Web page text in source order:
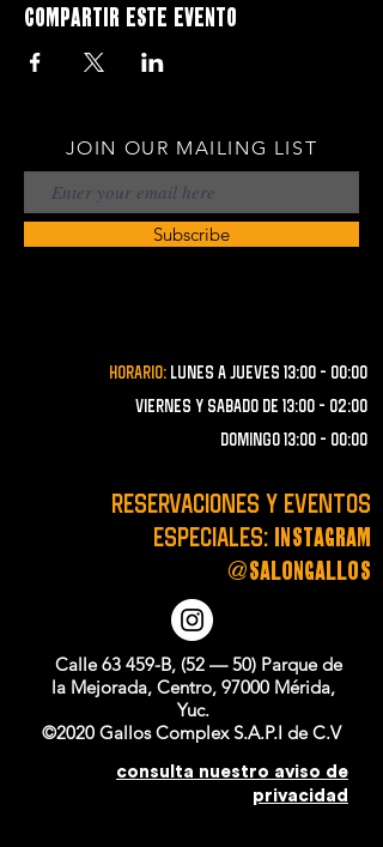
Compartir este evento
JOIN OUR MAILING LIST
Subscribe
Horario: lunes a JUEVES 13:00 - 00:00
VIERNES Y SABADO de 13:00 - 02:00
domingo 13:00 - 00:00
RESERVACIONES y EVENTOS
ESPECIALES: instagram
@salongallos
Calle 63 459-B, (52 — 50) Parque de
la Mejorada, Centro, 97000 Mérida,
Yuc.
©2020 Gallos Complex S.A.P.I de C.V
consulta nuestro aviso de
privacidad